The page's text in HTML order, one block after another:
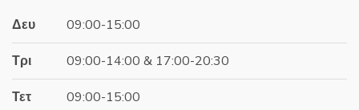
Δευ 09:00-15:00
Τρι 09:00-14:00 & 17:00-20:30
Τετ 09:00-15:00